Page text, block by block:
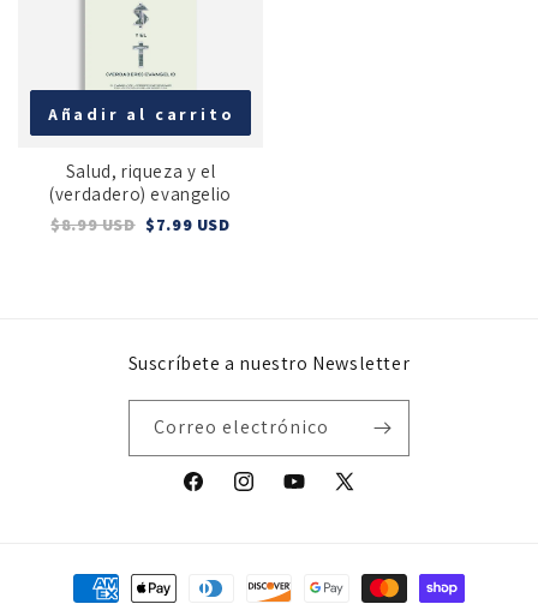
Añadir al carrito
Salud, riqueza y el
(verdadero) evangelio
$8.99 USD $7.99 USD
Suscríbete a nuestro Newsletter
Correo electrónico
FacebookInstagramYouTube
X
Formas